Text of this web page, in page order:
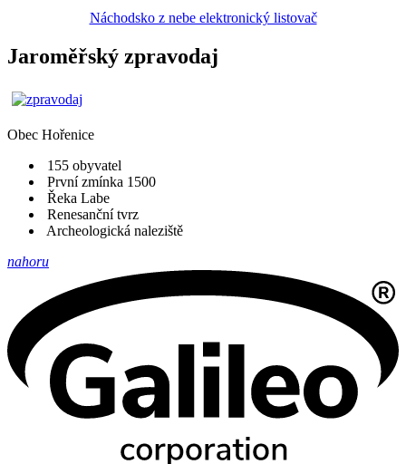
Náchodsko z nebe elektronický listovač
Jaroměřský zpravodaj
Obec Hořenice
155 obyvatel
První zmínka 1500
Řeka Labe
Renesanční tvrz
Archeologická naleziště
nahoru